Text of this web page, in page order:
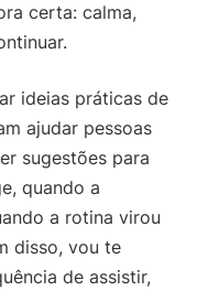
certa: calma,
ideias práticas de
ajudar pessoas
sugestões para
quando a
a rotina virou
disso, vou te
de assistir,